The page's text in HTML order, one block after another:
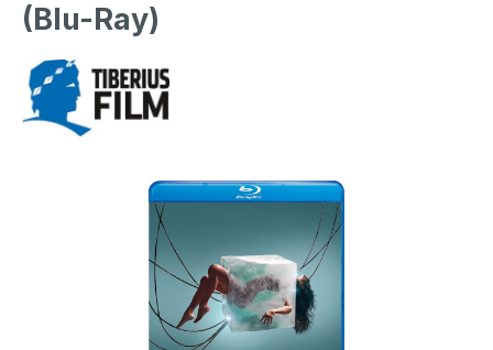
(Blu-Ray)
Bildergalerie überspringen